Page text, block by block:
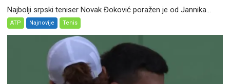
Najbolji srpski teniser Novak Đoković poražen je od Jannika...
ATP Najnovije Tenis